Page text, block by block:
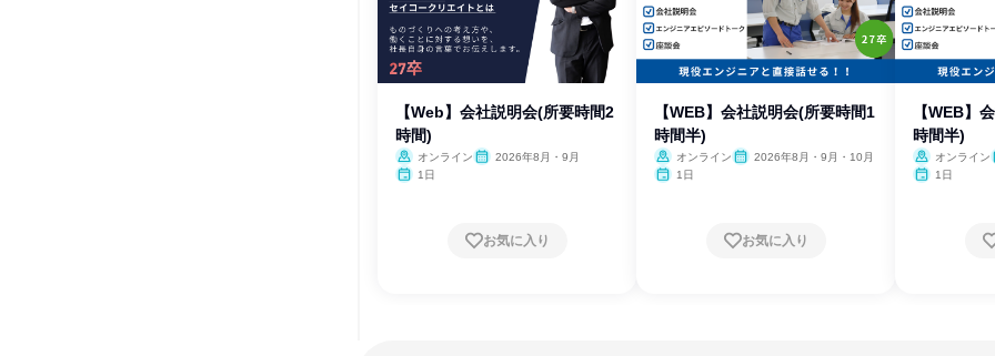
【Web】会社説明会(所要時間2
時間)
オンライン
2026年8月・9月
1日
お気に入り
【WEB】会社説明会(所要時間1
時間半)
オンライン
2026年8月・9月・10月
1日
お気に入り
【WEB】
時間半)
オンライン
1日